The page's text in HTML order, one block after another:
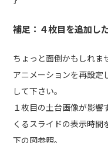
補足：４枚目を追加し
ちょっと面倒かもしれま
アニメーションを再設
して下さい。
１枚目の土台画像が影
くるスライドの表示時間
下の図参照。